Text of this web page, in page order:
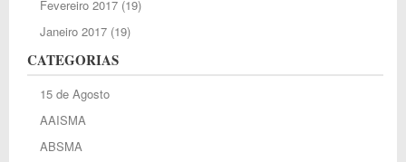
Fevereiro 2017(19)
Janeiro 2017(19)
CATEGORIAS
15 de Agosto
AAISMA
ABSMA